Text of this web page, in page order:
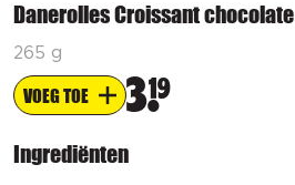
Danerolles Croissant chocolate
265 g
VOEG TOE 319
Ingrediënten